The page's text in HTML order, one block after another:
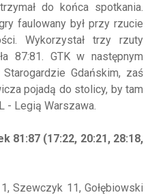
do końca spotkania.
faulowany był przy rzucie
Wykorzystał trzy rzuty
87:81. GTK w następnym
Gdańskim, zaś
pojadą do stolicy, by tam
- Legią Warszawa.
81:87 (17:22, 20:21, 28:18,
Szewczyk 11, Gołębiowski